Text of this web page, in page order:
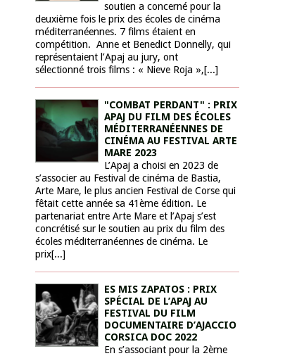
soutien a concerné pour la
deuxième fois le prix des écoles de cinéma
méditerranéennes. 7 films étaient en
compétition. Anne et Benedict Donnelly, qui
représentaient l’Apaj au jury, ont
sélectionné trois films : « Nieve Roja »,[...]
"COMBAT PERDANT" : PRIX
APAJ DU FILM DES ÉCOLES
MÉDITERRANÉENNES DE
CINÉMA AU FESTIVAL ARTE
MARE 2023
L’Apaj a choisi en 2023 de
s’associer au Festival de cinéma de Bastia,
Arte Mare, le plus ancien Festival de Corse qui
fêtait cette année sa 41ème édition. Le
partenariat entre Arte Mare et l’Apaj s’est
concrétisé sur le soutien au prix du film des
écoles méditerranéennes de cinéma. Le
prix[...]
ES MIS ZAPATOS : PRIX
SPÉCIAL DE L’APAJ AU
FESTIVAL DU FILM
DOCUMENTAIRE D’AJACCIO
CORSICA DOC 2022
En s’associant pour la 2ème